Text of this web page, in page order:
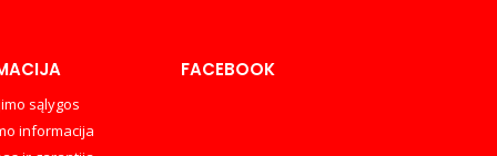
sąlygos
informacija
FACEBOOK